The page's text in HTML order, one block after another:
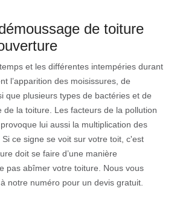
de toiture
et les différentes intempéries durant
l’apparition des moisissures, de
que plusieurs types de bactéries et de
de la toiture. Les facteurs de la pollution
lui aussi la multiplication des
ce signe se voit sur votre toit, c'est
doit se faire d’une manière
pas abîmer votre toiture. Nous vous
notre numéro pour un devis gratuit.